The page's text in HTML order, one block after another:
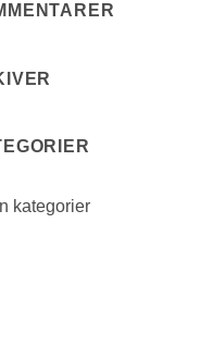
kategorier